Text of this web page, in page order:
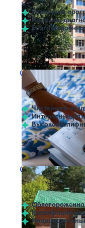
Различные
Хорошая
Профилей
Санаторий
4.319 отзывов
Чистейший
Интересные
Профилей
Нет цен или
Санаторий
4.448 отзывов
Нет цен или